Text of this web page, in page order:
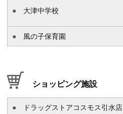
大津中学校
風の子保育園
ショッピング施設
ドラッグストアコスモス引水店